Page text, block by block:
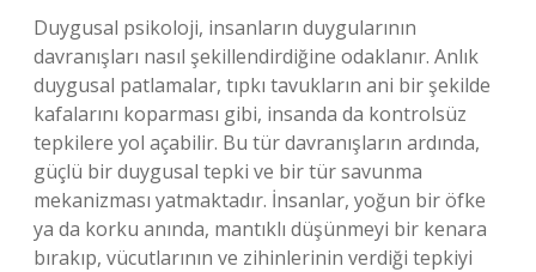
Duygusal psikoloji, insanların duygularının
davranışları nasıl şekillendirdiğine odaklanır. Anlık
duygusal patlamalar, tıpkı tavukların ani bir şekilde
kafalarını koparması gibi, insanda da kontrolsüz
tepkilere yol açabilir. Bu tür davranışların ardında,
güçlü bir duygusal tepki ve bir tür savunma
mekanizması yatmaktadır. İnsanlar, yoğun bir öfke
ya da korku anında, mantıklı düşünmeyi bir kenara
bırakıp, vücutlarının ve zihinlerinin verdiği tepkiyi